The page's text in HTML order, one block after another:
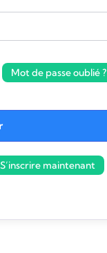
Mot de passe oublié ?
S’inscrire maintenant